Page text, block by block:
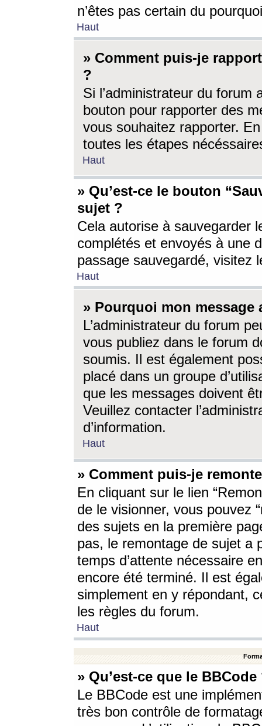
n’êtes pas certain du
Haut
» Comment puis-je
?
Si l’administrateur du forum
bouton pour rapporter des
vous souhaitez rapporter.
toutes les étapes
Haut
» Qu’est-ce le bouton
sujet ?
Cela autorise à sauvegarder
complétés et envoyés à une
passage sauvegardé, visitez
Haut
» Pourquoi mon message
L’administrateur du forum
vous publiez dans le forum
soumis. Il est également
placé dans un groupe
que les messages doivent
Veuillez contacter
d’information.
Haut
» Comment puis-je
En cliquant sur le lien
de le visionner, vous pouvez
des sujets en la première
pas, le remontage de sujet a
temps d’attente nécessaire
encore été terminé. Il est
simplement en y répondant,
les règles du forum.
Haut
» Qu’est-ce que le BBCode
Le BBCode est une
très bon contrôle de